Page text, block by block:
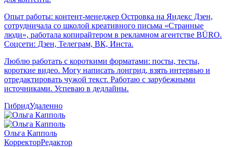
Опыт работы: контент-менеджер Островка на Яндекс Дзен,
сотрудничала со школой креативного письма «Странные
люди», работала копирайтером в рекламном агентстве BÜRO.
Соцсети: Дзен, Телеграм, ВК, Инста.
Люблю работать с короткими форматами: посты, тесты,
короткие видео. Могу написать лонгрид, взять интервью и
отредактировать чужой текст. Работаю с зарубежными
источниками. Успеваю в дедлайны.
ГибридУдаленно
Ольга Капполь
КорректорРедактор